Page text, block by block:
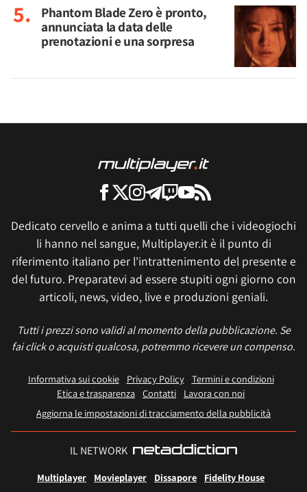
Phantom Blade Zero è pronto,
annunciata la data delle
prenotazioni e una sorpresa
Dedicato cervello e anima a tutti quelli che i videogiochi
li hanno nel sangue, Multiplayer.it è il punto di
riferimento italiano per l'intrattenimento del presente e
del futuro. Preparatevi ad essere stupiti ogni giorno con
articoli, news, video, live e produzioni geniali.
Tutti i prezzi sono validi al momento della pubblicazione. Se
fai click o acquisti qualcosa, potremmo ricevere un compenso.
Informativa sui cookie Privacy Policy
Termini e condizioni
Etica e trasparenza Contatti
Lavora con noi
Aggiorna le impostazioni di tracciamento della pubblicità
IL NETWORK
Multiplayer Movieplayer Dissapore
Fidelity House